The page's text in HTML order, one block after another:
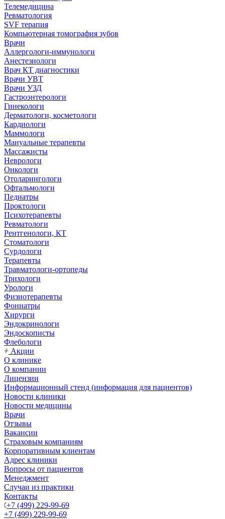
Телемедицина
Ревматология
SVF терапия
Компьютерная томография зубов
Врачи
Аллергологи-иммунологи
Анестезиологи
Врач КТ диагностики
Врачи УВТ
Врачи УЗД
Гастроэнтерологи
Гинекологи
Дерматологи, косметологи
Кардиологи
Маммологи
Мануальные терапевты
Массажисты
Неврологи
Онкологи
Отоларингологи
Офтальмологи
Педиатры
Проктологи
Психотерапевты
Ревматологи
Рентгенологи, КТ
Стоматологи
Сурдологи
Терапевты
Травматологи-ортопеды
Трихологи
Урологи
Физиотерапевты
Фониатры
Хирурги
Эндокринологи
Эндоскописты
Флебологи
Акции
О клинике
О компании
Лицензии
Информационный стенд (информация для пациентов)
Новости клиники
Новости медицины
Врачи
Отзывы
Вакансии
Страховым компаниям
Корпоративным клиентам
Адрес клиники
Вопросы от пациентов
Менеджмент
Случаи из практики
Контакты
+7 (499) 229-99-69
+7 (499) 229-99-69